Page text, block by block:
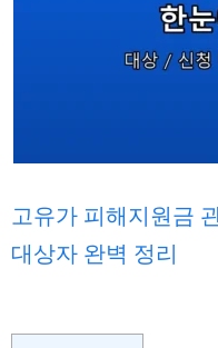
고유가 피해지원금
대상자 완벽 정리